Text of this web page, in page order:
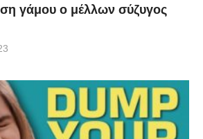
γάμου ο μέλλων σύζυγος